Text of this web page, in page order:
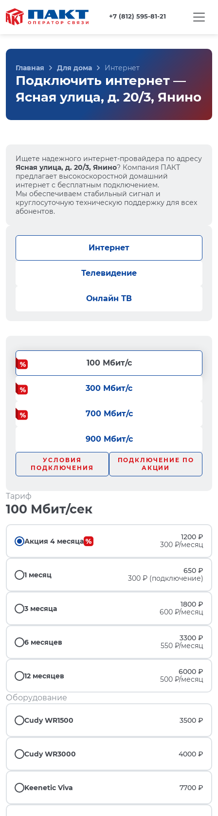
+7 (812) 595-81-21
Главная Для дома Интернет
Подключить интернет —
Ясная улица, д. 20/3, Янино
Ищете надежного интернет-провайдера по адресу
Ясная улица, д. 20/3, Янино? Компания ПАКТ
предлагает высокоскоростной домашний
интернет с бесплатным подключением.
Мы обеспечиваем стабильный сигнал и
круглосуточную техническую поддержку для всех
абонентов.
Интернет
Телевидение
Онлайн ТВ
100 Мбит/с
300 Мбит/с
700 Мбит/с
900 Мбит/с
УСЛОВИЯ
ПОДКЛЮЧЕНИЯ
ПОДКЛЮЧЕНИЕ ПО
АКЦИИ
Тариф
100 Мбит/сек
Акция 4 месяца
1200 ₽
300 ₽/месяц
1 месяц
650 ₽
300 ₽ (подключение)
3 месяца
1800 ₽
600 ₽/месяц
6 месяцев
3300 ₽
550 ₽/месяц
12 месяцев
6000 ₽
500 ₽/месяц
Оборудование
Cudy WR1500 3500 ₽
Cudy WR3000 4000 ₽
Keenetic Viva 7700 ₽